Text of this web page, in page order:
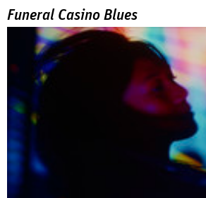
Funeral Casino Blues